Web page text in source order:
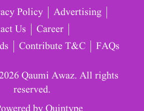
Policy
Advertising
Us
Career
Contribute T&C FAQs
Qaumi Awaz. All rights
reserved.